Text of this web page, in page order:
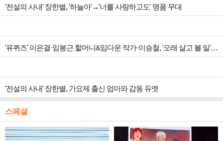
'전설의 사내' 장한별, '하늘아'→'너를 사랑하고도' 명품 무대
'유퀴즈' 이은결·임봉근 할머니&임다운 작가·이승철, '오래 살고 볼 일' 특집 출격
'전설의 사내' 장한별, 가요제 출신 엄마와 감동 듀엣
스페셜